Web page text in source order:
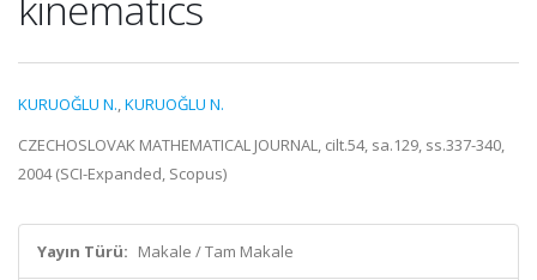
KURUOĞLU N.,KURUOĞLU N.
CZECHOSLOVAK MATHEMATICAL JOURNAL, cilt.54, sa.129, ss.337-340,
2004 (SCI-Expanded, Scopus)
Yayın Türü: Makale / Tam Makale